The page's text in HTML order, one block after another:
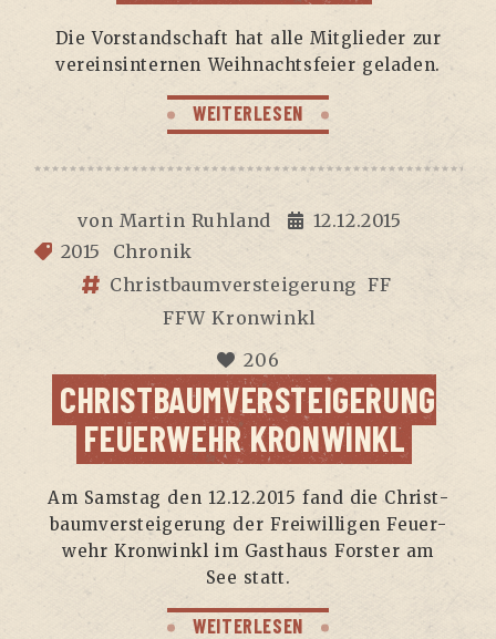
Die Vor­stand­schaft hat alle Mit­glie­der zur
ver­eins­in­ter­nen Weih­nachts­fei­er geladen.
WEITERLESEN
von Martin Ruhland
12.12.2015
2015
Chronik
Christbaumversteigerung FF
FFW Kronwinkl
206
CHRISTBAUMVERSTEIGERUNG
FEUERWEHR KRONWINKL
Am Sams­tag den 12.12.2015 fand die Christ­
baum­ver­stei­ge­rung der Frei­wil­li­gen Feu­er­
wehr Kron­winkl im Gast­haus Fors­ter am
See statt.
WEITERLESEN